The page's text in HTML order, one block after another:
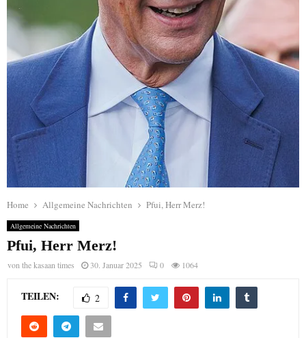
Home Allgemeine Nachrichten Pfui, Herr Merz!
Allgemeine Nachrichten
Pfui, Herr Merz!
von the kasaan times 30. Januar 2025 0 1064
TEILEN: 2